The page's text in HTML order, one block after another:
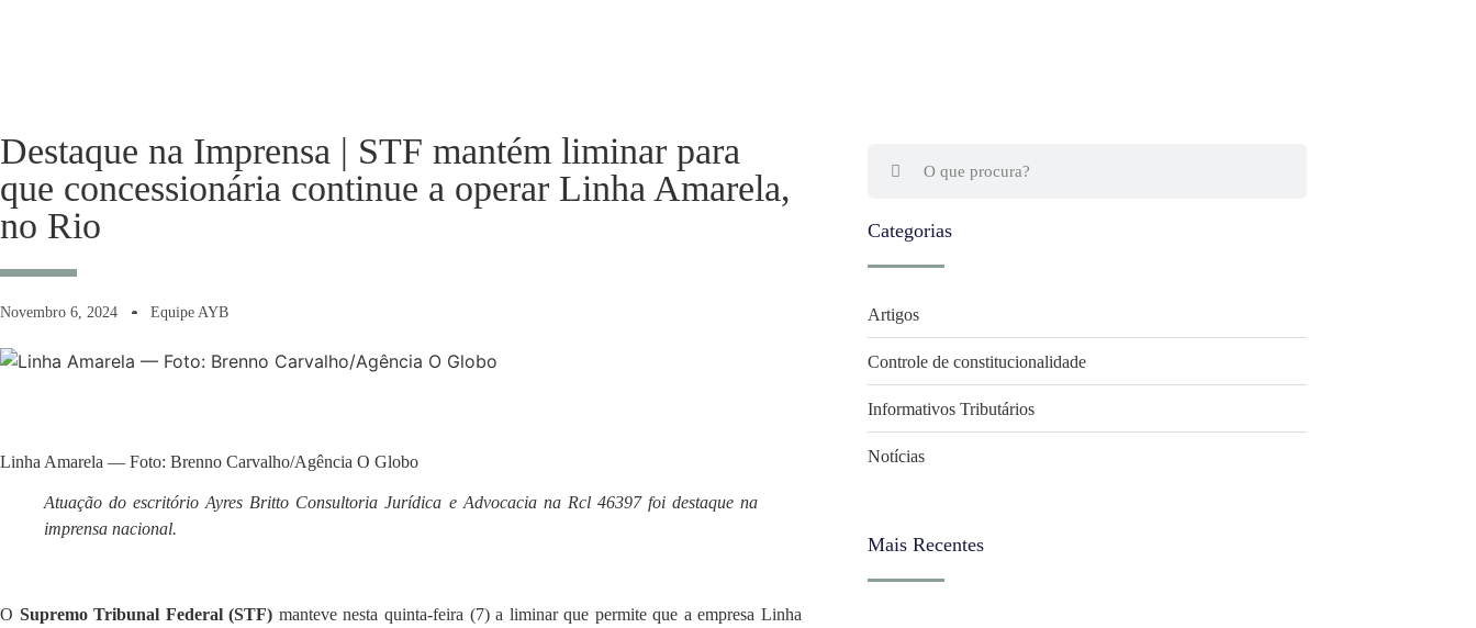
Destaque na Imprensa | STF mantém liminar para
que concessionária continue a operar Linha Amarela,
no Rio
Novembro 6, 2024 Equipe AYB
Linha Amarela — Foto: Brenno Carvalho/Agência O Globo
Atuação do escritório Ayres Britto Consultoria Jurídica e Advocacia na Rcl 46397 foi destaque na
imprensa nacional.
O Supremo Tribunal Federal (STF) manteve nesta quinta-feira (7) a liminar que permite que a empresa Linha
Categorias
Artigos
Controle de constitucionalidade
Informativos Tributários
Notícias
Mais Recentes